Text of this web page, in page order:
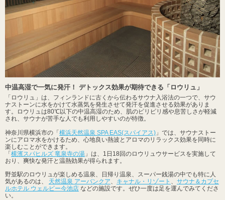
中温高湿で一気に発汗！ デトックス効果が期待できる「ロウリュ」
「ロウリュ」は、フィンランドに古くから伝わるサウナ入浴法の一つで、サウ
ナストーンに水をかけて水蒸気を発生させて発汗を促進させる効果がありま
す。ロウリュは80℃以下の中温高湿のため、肌のピリピリ感や息苦しさが軽減
され、サウナが苦手な人でも利用しやすいのが特徴。
神奈川県横浜市の「 横浜天然温泉 SPA EAS(スパイアス) 」では、サウナストー
ンにアロマ水をかけるため、心地良い熱波とアロマのリラックス効果を同時に
楽しむことができます。
「 横濱スパヒルズ 竜泉寺の湯 」は、1日18回のロウリュウサービスを実施して
おり、爽快な発汗と温熱効果が得られます。
野並駅のロウリュが楽しめる温泉、日帰り温泉、スーパー銭湯の中でも特に人
気があるのは、 天然温泉 アーバンクア、 キャナル・リゾート 、 サウナ＆カプセ
ルホテル ウェルビー今池店 などの施設です。ぜひ一度は足を運んでみてくださ
い。